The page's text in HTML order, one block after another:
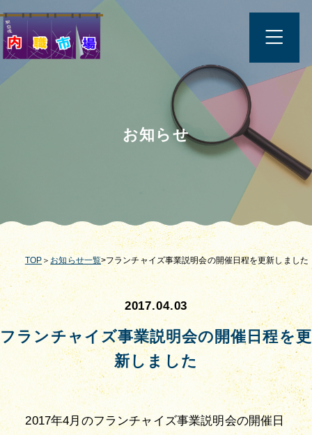
お知らせ
TOP ＞ お知らせ一覧>フランチャイズ事業説明会の開催日程を更新しました
2017.04.03
フランチャイズ事業説明会の開催日程を更
新しました
2017年4月のフランチャイズ事業説明会の開催日